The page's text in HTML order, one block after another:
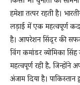
हमेशा तत्पर रहती है।
लड़ाई में एक महत्वपूर्ण
है। आपरेशन सिंदूर की
विंग कमांडर व्योमिका
महत्वपूर्ण रही है,
अंजाम दिया है। पाकिस्तान